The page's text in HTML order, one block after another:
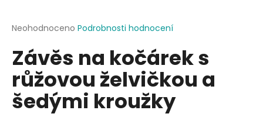
Průměrné
produktu
je
5
hvězdiček.
Neohodnoceno Podrobnosti hodnocení
Závěs na kočárek s
růžovou želvičkou a
šedými kroužky
j
t
?